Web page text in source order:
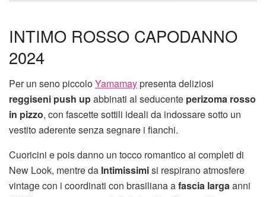
INTIMO ROSSO CAPODANNO
2024
Per un seno piccoloYamamaypresenta deliziosi
reggiseni push upabbinati al seducente perizoma rosso
in pizzo, con fascette sottili ideali da indossare sotto un
vestito aderente senza segnare i fianchi.
Cuoricini e pois danno un tocco romantico ai completi di
New Look, mentre da Intimissimisi respirano atmosfere
vintage con i coordinati con brasiliana afascia largaanni